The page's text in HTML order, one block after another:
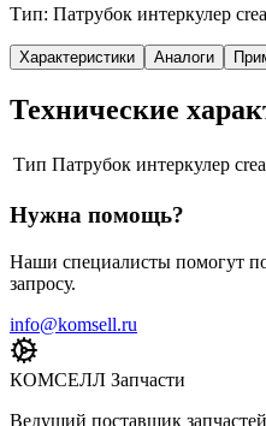
Тип: Патрубок интеркулер
Характеристики Аналоги
Технические
Тип Патрубок интеркулер
Нужна помощь?
Наши специалисты помогут
запросу.
info@komsell.ru
КОМСЕЛЛ Запчасти
Ведущий поставщик